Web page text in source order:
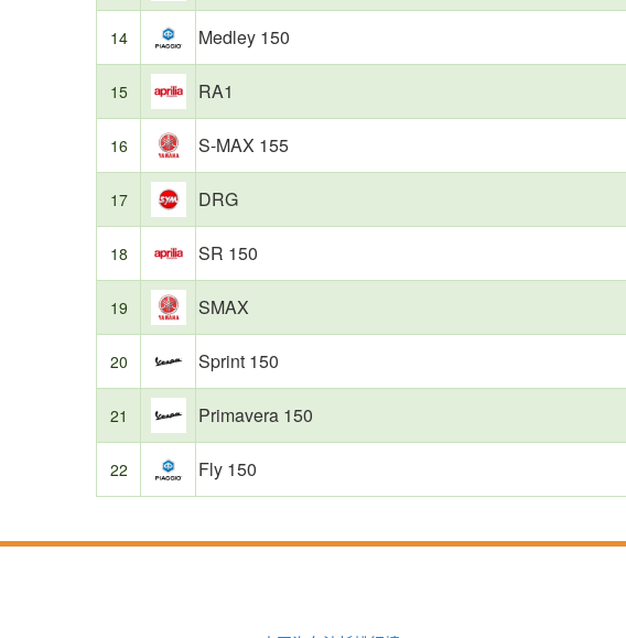
耗。
体
油
耗
优
秀，
为
消
者
购
车
提
供
了
价
值
的
14 Medley 150
15 RA1
16 S-MAX 155
17 DRG
18 SR 150
19 SMAX
20 Sprint 150
21 Primavera 150
22 Fly 150